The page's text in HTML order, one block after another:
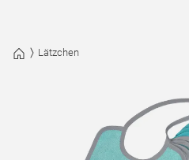
Lätzchen